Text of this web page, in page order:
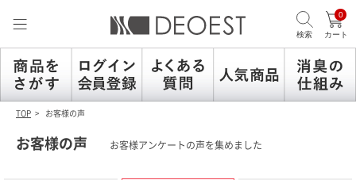
検索
0
カート
TOP お客様の声
お客様の声 お客様アンケートの声を集めました